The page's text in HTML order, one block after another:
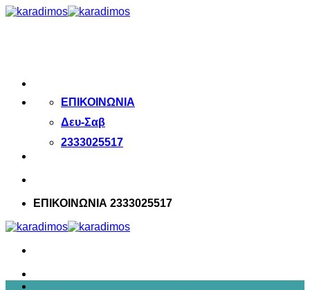
Μετάβαση
ΕΠΙΚΟΙΝΩΝΙΑ
Δευ-Σαβ
2333025517
ΕΠΙΚΟΙΝΩΝΙΑ 2333025517